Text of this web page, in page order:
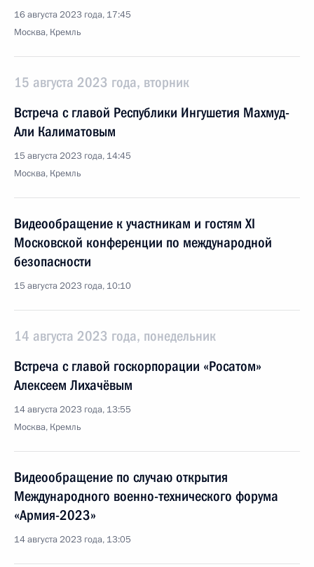
16 августа 2023 года, 17:45
Москва, Кремль
15 августа 2023 года, вторник
Встреча с главой Республики Ингушетия Махмуд-
Али Калиматовым
15 августа 2023 года, 14:45
Москва, Кремль
Видеообращение к участникам и гостям XI
Московской конференции по международной
безопасности
15 августа 2023 года, 10:10
14 августа 2023 года, понедельник
Встреча с главой госкорпорации «Росатом»
Алексеем Лихачёвым
14 августа 2023 года, 13:55
Москва, Кремль
Видеообращение по случаю открытия
Международного военно-технического форума
«Армия-2023»
14 августа 2023 года, 13:05